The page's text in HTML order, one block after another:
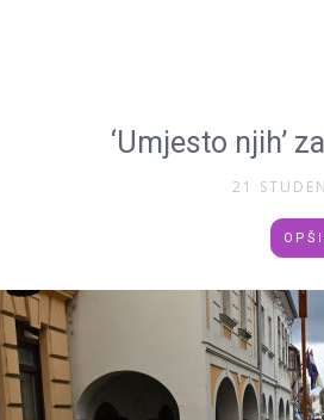
‘Umjesto njih’
21